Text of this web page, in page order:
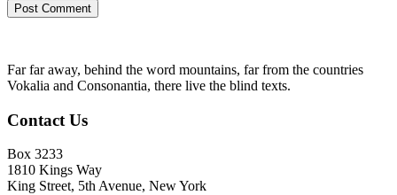
Far far away, behind the word mountains, far from the countries
Vokalia and Consonantia, there live the blind texts.
Contact Us
Box 3233
1810 Kings Way
King Street, 5th Avenue, New York